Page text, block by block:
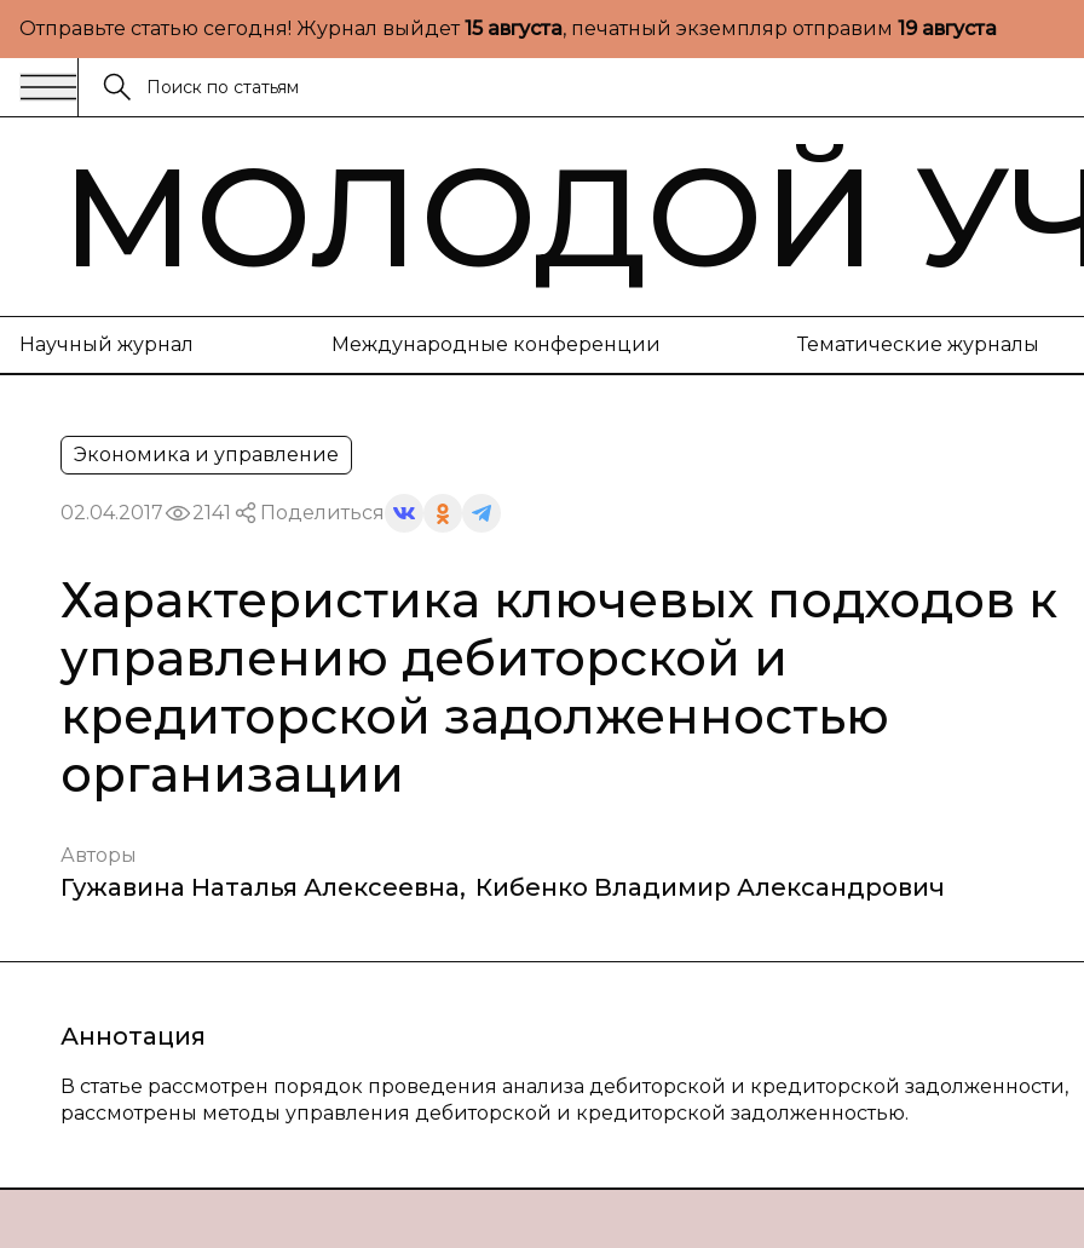
Отправьте статью сегодня! Журнал выйдет15 августа, печатный экземпляр отправим 19 августа
МОЛОДОЙ
Научный журнал Международные конференции Тематические журналы
Экономика и управление
02.04.2017 2141 Поделиться
Характеристика ключевых подходов к
управлению дебиторской и
кредиторской задолженностью
организации
Авторы
Гужавина Наталья Алексеевна, Кибенко Владимир Александрович
Аннотация
В статье рассмотрен порядок проведения анализа дебиторской и кредиторской задолженности,
рассмотрены методы управления дебиторской и кредиторской задолженностью.